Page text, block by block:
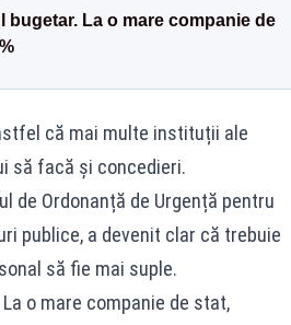
bugetar. La o mare companie de
că mai multe instituții ale
să facă și concedieri.
de Ordonanță de Urgență pentru
publice, a devenit clar că trebuie
să fie mai suple.
o mare companie de stat,